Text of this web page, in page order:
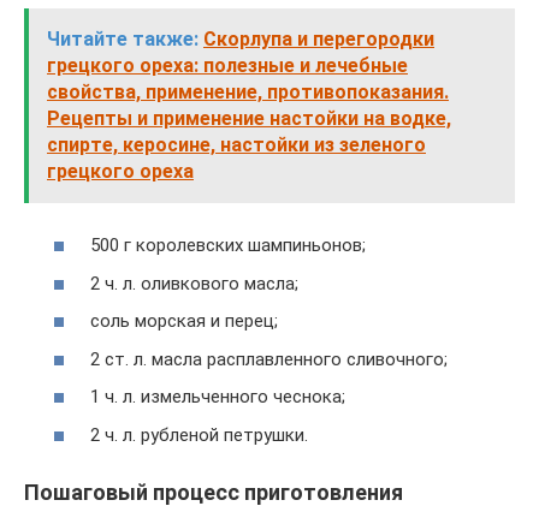
Читайте также: Скорлупа и перегородки
грецкого ореха: полезные и лечебные
свойства, применение, противопоказания.
Рецепты и применение настойки на водке,
спирте, керосине, настойки из зеленого
грецкого ореха
500 г королевских шампиньонов;
2 ч. л. оливкового масла;
соль морская и перец;
2 ст. л. масла расплавленного сливочного;
1 ч. л. измельченного чеснока;
2 ч. л. рубленой петрушки.
Пошаговый процесс приготовления